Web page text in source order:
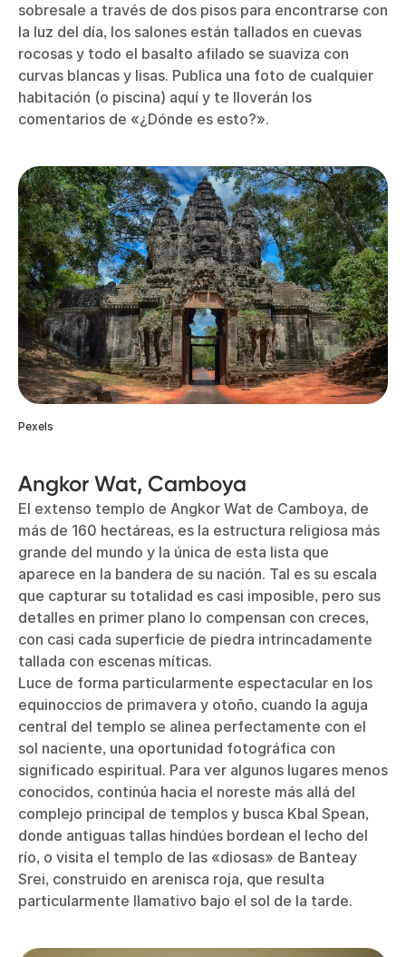
sobresale a través de dos pisos para encontrarse con
la luz del día, los salones están tallados en cuevas
rocosas y todo el basalto afilado se suaviza con
curvas blancas y lisas. Publica una foto de cualquier
habitación (o piscina) aquí y te lloverán los
comentarios de «¿Dónde es esto?».
Pexels
Angkor Wat, Camboya
El extenso templo de Angkor Wat de Camboya, de
más de 160 hectáreas, es la estructura religiosa más
grande del mundo y la única de esta lista que
aparece en la bandera de su nación. Tal es su escala
que capturar su totalidad es casi imposible, pero sus
detalles en primer plano lo compensan con creces,
con casi cada superficie de piedra intrincadamente
tallada con escenas míticas.
Luce de forma particularmente espectacular en los
equinoccios de primavera y otoño, cuando la aguja
central del templo se alinea perfectamente con el
sol naciente, una oportunidad fotográfica con
significado espiritual. Para ver algunos lugares menos
conocidos, continúa hacia el noreste más allá del
complejo principal de templos y busca Kbal Spean,
donde antiguas tallas hindúes bordean el lecho del
río, o visita el templo de las «diosas» de Banteay
Srei, construido en arenisca roja, que resulta
particularmente llamativo bajo el sol de la tarde.